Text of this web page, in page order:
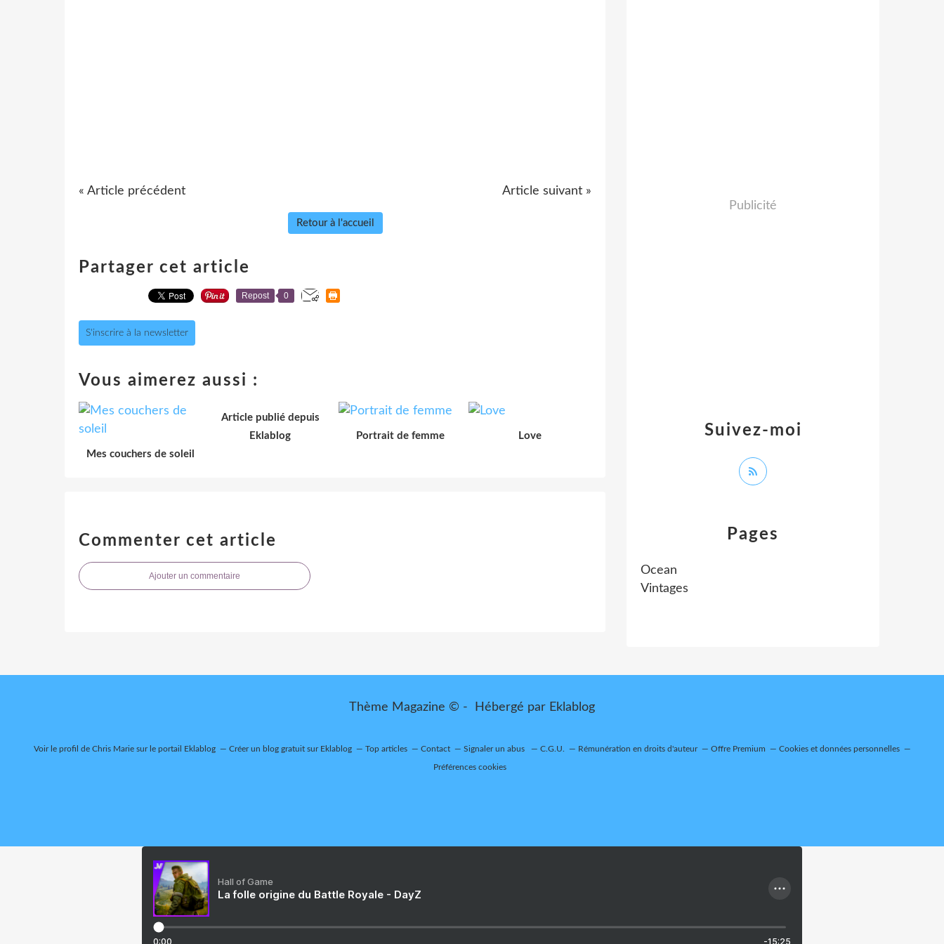
« Article précédent Article suivant »
Retour à l'accueil
Partager cet article
Repost 0
S'inscrire à la newsletter
Vous aimerez aussi :
Mes couchers de soleil
Article publié depuis
Eklablog
Portrait de femme Love
Commenter cet article
Ajouter un commentaire
Pages
Ocean
Vintages
Suivez-moi
Publicité
Thème Magazine © - Hébergé par Eklablog
Voir le profil de Chris Mariesur le portail Eklablog Créer un blog gratuit sur Eklablog Top articles Contact Signaler un abus C.G.U. Rémunération en droits d'auteur Offre Premium Cookies et données personnelles
Préférences cookies
Hall of Game
La folle origine du Battle Royale - DayZ
0:00 -15:25